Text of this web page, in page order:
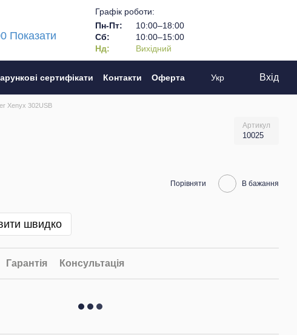
Показати
Графік роботи:
Пн-Пт:
10:00–18:00
Сб:
10:00–15:00
Нд:
Вихідний
сертифікати Контакти
Оферта
Укр Вхід
Xenyx 302USB
Артикул
10025
Порівняти В бажання
швидко
Гарантія Консультація